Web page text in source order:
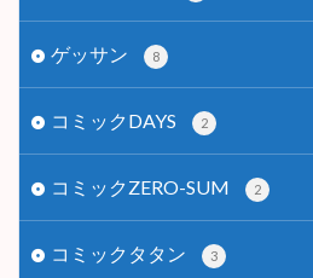
ゲッサン 8
コミックDAYS 2
コミックZERO-SUM 2
コミックタタン 3